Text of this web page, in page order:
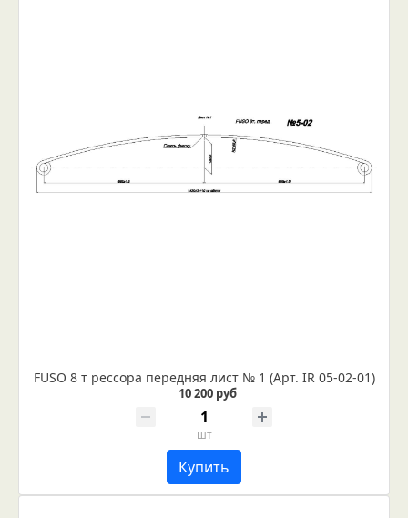
FUSO 8 т рессора передняя лист № 1 (Арт. IR 05-02-01)
10 200 руб
шт
Купить